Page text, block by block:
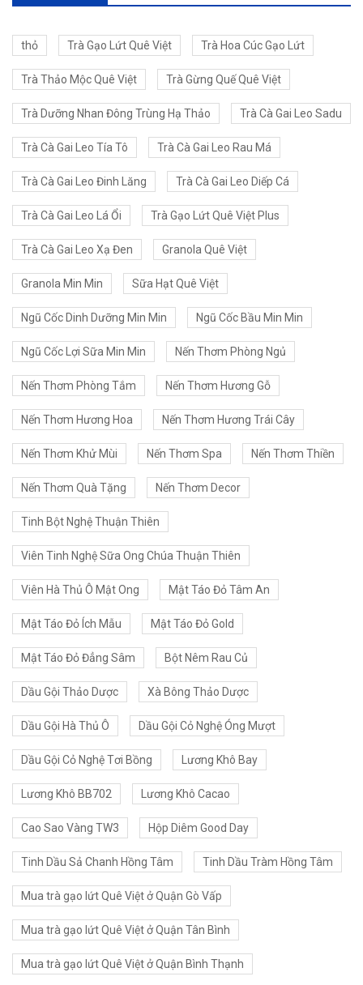
thỏ Trà Gạo Lứt Quê Việt Trà Hoa Cúc Gạo Lứt
Trà Thảo Mộc Quê Việt Trà Gừng Quế Quê Việt
Trà Dưỡng Nhan Đông Trùng Hạ Thảo Trà Cà Gai Leo Sadu
Trà Cà Gai Leo Tía Tô Trà Cà Gai Leo Rau Má
Trà Cà Gai Leo Đinh Lăng Trà Cà Gai Leo Diếp Cá
Trà Cà Gai Leo Lá Ổi Trà Gạo Lứt Quê Việt Plus
Trà Cà Gai Leo Xạ Đen Granola Quê Việt
Granola Min Min Sữa Hạt Quê Việt
Ngũ Cốc Dinh Dưỡng Min Min Ngũ Cốc Bầu Min Min
Ngũ Cốc Lợi Sữa Min Min Nến Thơm Phòng Ngủ
Nến Thơm Phòng Tắm Nến Thơm Hương Gỗ
Nến Thơm Hương Hoa Nến Thơm Hương Trái Cây
Nến Thơm Khử Mùi Nến Thơm Spa Nến Thơm Thiền
Nến Thơm Quà Tặng Nến Thơm Decor
Tinh Bột Nghệ Thuận Thiên
Viên Tinh Nghệ Sữa Ong Chúa Thuận Thiên
Viên Hà Thủ Ô Mật Ong Mật Táo Đỏ Tâm An
Mật Táo Đỏ Ích Mẫu Mật Táo Đỏ Gold
Mật Táo Đỏ Đẳng Sâm Bột Nêm Rau Củ
Dầu Gội Thảo Dược Xà Bông Thảo Dược
Dầu Gội Hà Thủ Ô Dầu Gội Cỏ Nghệ Óng Mượt
Dầu Gội Cỏ Nghệ Tơi Bồng Lương Khô Bay
Lương Khô BB702 Lương Khô Cacao
Cao Sao Vàng TW3 Hộp Diêm Good Day
Tinh Dầu Sả Chanh Hồng Tâm Tinh Dầu Tràm Hồng Tâm
Mua trà gạo lứt Quê Việt ở Quận Gò Vấp
Mua trà gạo lứt Quê Việt ở Quận Tân Bình
Mua trà gạo lứt Quê Việt ở Quận Bình Thạnh